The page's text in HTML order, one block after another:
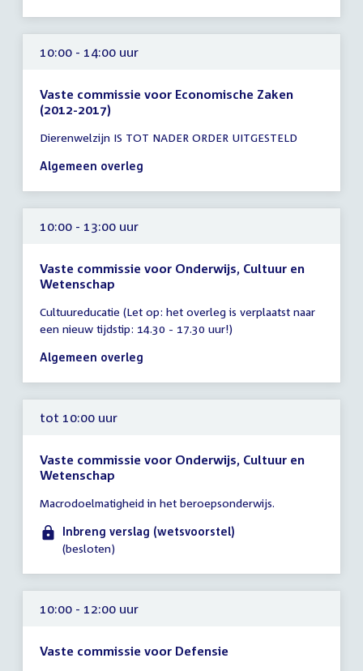
uur
10:00 - 14:00 uur
Vaste commissie voor Economische Zaken
(2012-2017)
vergadering
10:00
14:00
uur
Dierenwelzijn IS TOT NADER ORDER UITGESTELD
Algemeen overleg
10:00 - 13:00 uur
Vaste commissie voor Onderwijs, Cultuur en
Wetenschap
vergadering
10:00
-
uur
Cultuureducatie (Let op: het overleg is verplaatst naar
een nieuw tijdstip: 14.30 - 17.30 uur!)
Algemeen overleg
tot 10:00 uur
Vaste commissie voor Onderwijs, Cultuur en
Wetenschap
vergadering
tot
10:00
Macrodoelmatigheid in het beroepsonderwijs.
Inbreng verslag (wetsvoorstel)
(besloten)
10:00 - 12:00 uur
Vaste commissie voor Defensie